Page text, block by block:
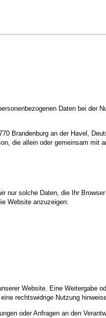
Daten bei der
Brandenburg an der Havel,
die allein oder gemeinsam mit
nur solche Daten, die Ihr
Website anzuzeigen:
Website. Eine Weitergabe
rechtswidrige Nutzung
oder Anfragen an den